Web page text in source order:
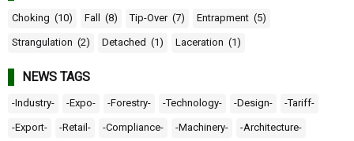
Choking (10) Fall (8) Tip-Over (7) Entrapment (5)
Strangulation (2) Detached (1) Laceration (1)
NEWS TAGS
-Industry- -Expo- -Forestry- -Technology- -Design- -Tariff-
-Export- -Retail- -Compliance- -Machinery- -Architecture-